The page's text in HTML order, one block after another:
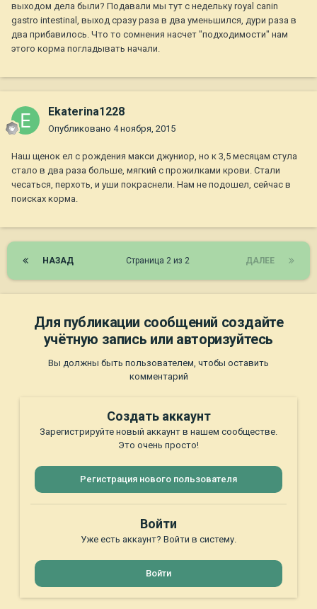
выходом дела были? Подавали мы тут с недельку royal canin
gastro intestinal, выход сразу раза в два уменьшился, дури раза в
два прибавилось. Что то сомнения насчет "подходимости" нам
этого корма погладывать начали.
Ekaterina1228
Опубликовано 4 ноября, 2015
Наш щенок ел с рождения макси джуниор, но к 3,5 месяцам стула
стало в два раза больше, мягкий с прожилками крови. Стали
чесаться, перхоть, и уши покраснели. Нам не подошел, сейчас в
поисках корма.
НАЗАД ДАЛЕЕ
Страница 2 из 2
Для публикации сообщений создайте
учётную запись или авторизуйтесь
Вы должны быть пользователем, чтобы оставить
комментарий
Создать аккаунт
Зарегистрируйте новый аккаунт в нашем сообществе.
Это очень просто!
Регистрация нового пользователя
Войти
Уже есть аккаунт? Войти в систему.
Войти